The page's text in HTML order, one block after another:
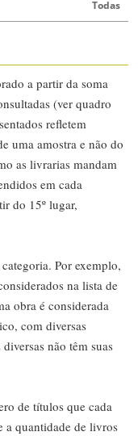
Todas
a partir da soma
(ver quadro
refletem
uma amostra e não do
as livrarias mandam
em cada
do 15º lugar,
Por exemplo,
na lista de
obra é considerada
com diversas
não têm suas
de títulos que cada
a quantidade de livros